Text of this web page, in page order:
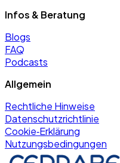
Infos & Beratung
Blogs
FAQ
Podcasts
Allgemein
Rechtliche Hinweise
Datenschutzrichtlinie
Cookie‑Erklärung
Nutzungsbedingungen